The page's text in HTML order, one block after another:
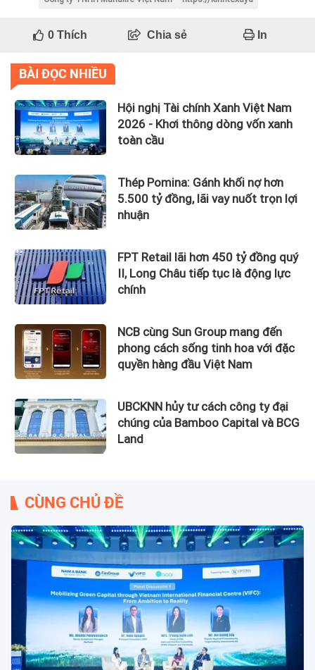
0Thích Chia sẻ In
BÀI ĐỌC NHIỀU
Hội nghị Tài chính Xanh Việt Nam
2026 - Khơi thông dòng vốn xanh
toàn cầu
Thép Pomina: Gánh khối nợ hơn
5.500 tỷ đồng, lãi vay nuốt trọn lợi
nhuận
FPT Retail lãi hơn 450 tỷ đồng quý
II, Long Châu tiếp tục là động lực
chính
NCB cùng Sun Group mang đến
phong cách sống tinh hoa với đặc
quyền hàng đầu Việt Nam
UBCKNN hủy tư cách công ty đại
chúng của Bamboo Capital và BCG
Land
CÙNG CHỦ ĐỀ